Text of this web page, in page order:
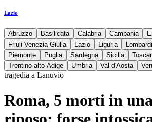
Lazio
Abruzzo Basilicata Calabria Campania
Friuli Venezia Giulia
Lazio Liguria
Piemonte
Puglia Sardegna Sicilia
Trentino alto Adige
Umbria Val d'Aosta
tragedia a Lanuvio
Roma, 5 morti in